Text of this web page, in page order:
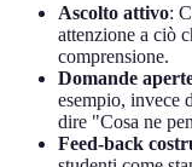
Ascolto attivo:
attenzione a ciò
comprensione.
Domande
esempio, invece
dire "Cosa ne
Feed-back